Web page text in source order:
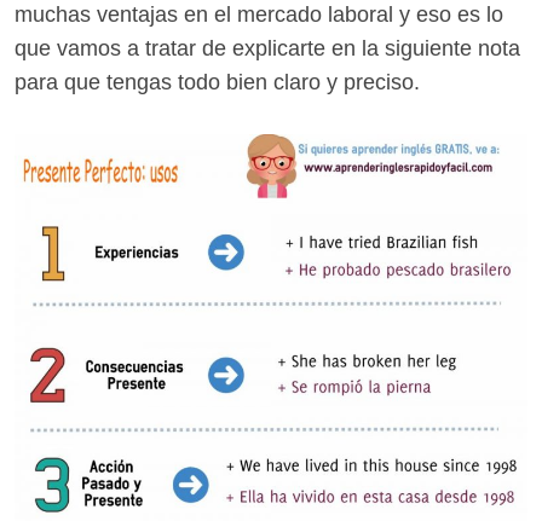
muchas ventajas en el mercado laboral y eso es lo
que vamos a tratar de explicarte en la siguiente nota
para que tengas todo bien claro y preciso.